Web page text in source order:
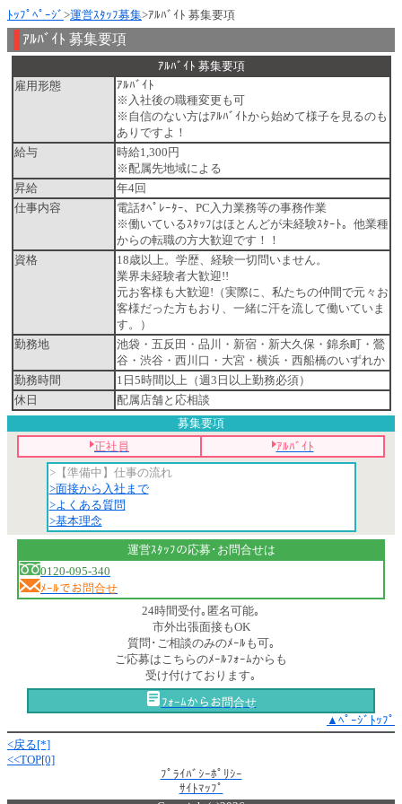
ﾄｯﾌﾟﾍﾟｰｼﾞ >運営ｽﾀｯﾌ募集>ｱﾙﾊﾞｲﾄ 募集要項
ｱﾙﾊﾞｲﾄ 募集要項
ｱﾙﾊﾞｲﾄ 募集要項
雇用形態
ｱﾙﾊﾞｲﾄ
※入社後の職種変更も可
※自信のない方はｱﾙﾊﾞｲﾄから始めて様子を見るのも
ありですよ！
給与
時給1,300円
※配属先地域による
昇給
年4回
仕事内容
電話ｵﾍﾟﾚｰﾀｰ、PC入力業務等の事務作業
※働いているｽﾀｯﾌはほとんどが未経験ｽﾀｰﾄ。他業種
からの転職の方大歓迎です！！
資格
18歳以上。学歴、経験一切問いません。
業界未経験者大歓迎!!
元お客様も大歓迎!（実際に、私たちの仲間で元々お
客様だった方もおり、一緒に汗を流して働いていま
す。）
勤務地
池袋・五反田・品川・新宿・新大久保・錦糸町・鶯
谷・渋谷・西川口・大宮・横浜・西船橋のいずれか
勤務時間
1日5時間以上（週3日以上勤務必須）
休日
配属店舗と応相談
募集要項
正社員
ｱﾙﾊﾞｲﾄ
>【準備中】仕事の流れ
>面接から入社まで
>よくある質問
>基本理念
運営ｽﾀｯﾌの応募･お問合せは
0120-095-340
ﾒｰﾙでお問合せ
24時間受付｡匿名可能｡
市外出張面接もOK
質問･ご相談のみのﾒｰﾙも可｡
ご応募はこちらのﾒｰﾙﾌｫｰﾑからも
受け付けております｡
ﾌｫｰﾑからお問合せ
▲ﾍﾟｰｼﾞﾄｯﾌﾟ
<戻る[*]
<<TOP[0]
ﾌﾟﾗｲﾊﾞｼｰﾎﾟﾘｼｰ
ｻｲﾄﾏｯﾌﾟ